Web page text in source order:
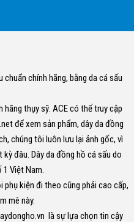
chính hãng, bằng da cá sấu
thụy sỹ. ACE có thể truy cập
để xem sản phẩm, dây da đồng
chúng tôi luôn lưu lại ảnh gốc, vì
kỳ đâu. Dây da đồng hồ cá sấu do
Việt Nam.
kiện đi theo cũng phải cao cấp,
mê này.
là sự lựa chọn tin cậy